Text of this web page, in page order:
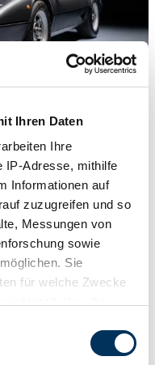
Ihren Daten
Ihre
IP-Adresse, mithilfe
Informationen auf
zuzugreifen und so
Messungen von
sowie
Sie
für welche Zwecke
and only 32.000 km!